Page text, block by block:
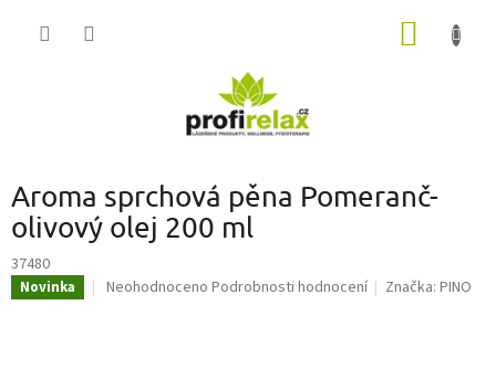
Aroma sprchová pěna Pomeranč-
olivový olej 200 ml
37480
Novinka
Průměrné
Neohodnoceno Podrobnosti hodnocení Značka:PINO